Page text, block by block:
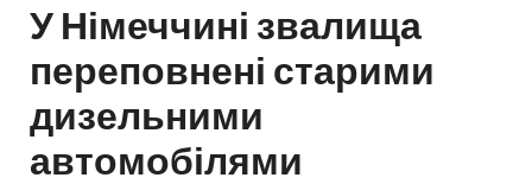
У Німеччині звалища
переповнені старими
дизельними
автомобілями